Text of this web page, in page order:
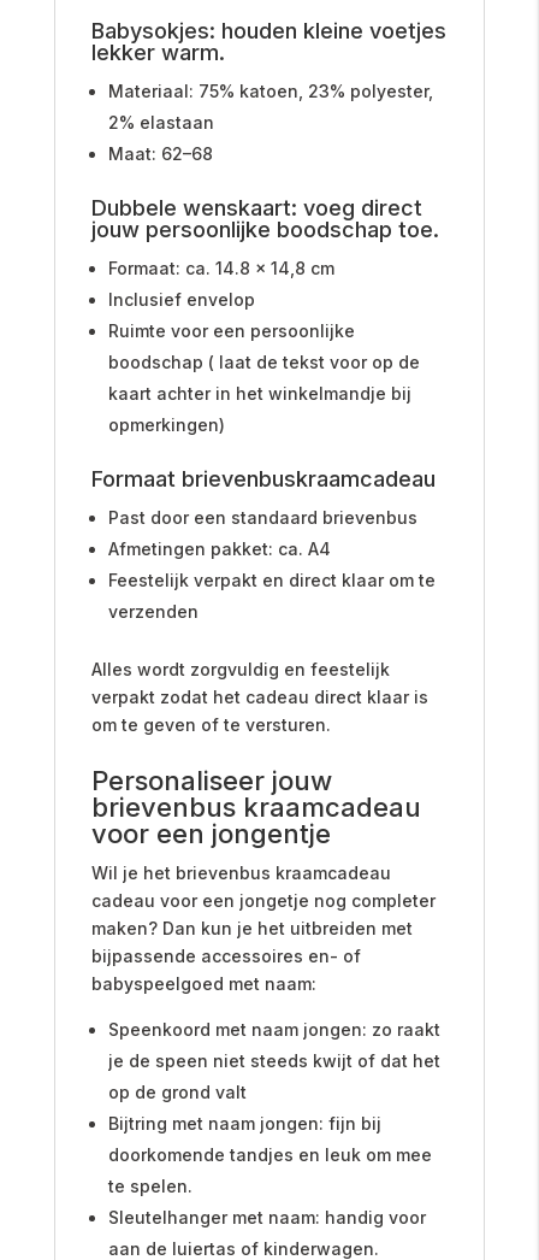
Babysokjes: houden kleine voetjes
lekker warm.
Materiaal: 75% katoen, 23% polyester,
2% elastaan
Maat: 62–68
Dubbele wenskaart: voeg direct
jouw persoonlijke boodschap toe.
Formaat: ca. 14.8 x 14,8 cm
Inclusief envelop
Ruimte voor een persoonlijke
boodschap ( laat de tekst voor op de
kaart achter in het winkelmandje bij
opmerkingen)
Formaat brievenbuskraamcadeau
Past door een standaard brievenbus
Afmetingen pakket: ca. A4
Feestelijk verpakt en direct klaar om te
verzenden
Alles wordt zorgvuldig en feestelijk
verpakt zodat het cadeau direct klaar is
om te geven of te versturen.
Personaliseer jouw
brievenbus kraamcadeau
voor een jongentje
Wil je het brievenbus kraamcadeau
cadeau voor een jongetje nog completer
maken? Dan kun je het uitbreiden met
bijpassende accessoires en- of
babyspeelgoed met naam:
Speenkoord met naam jongen: zo raakt
je de speen niet steeds kwijt of dat het
op de grond valt
Bijtring met naam jongen: fijn bij
doorkomende tandjes en leuk om mee
te spelen.
Sleutelhanger met naam: handig voor
aan de luiertas of kinderwagen.